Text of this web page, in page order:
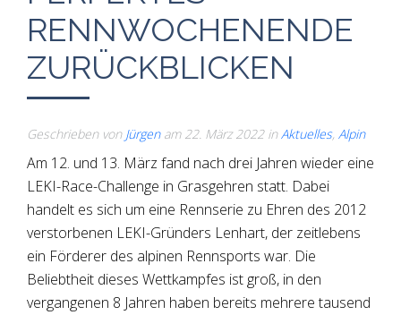
RENNWOCHENENDE
ZURÜCKBLICKEN
Geschrieben von Jürgenam 22. März 2022inAktuelles, Alpin
Am 12. und 13. März fand nach drei Jahren wieder eine
LEKI-Race-Challenge in Grasgehren statt. Dabei
handelt es sich um eine Rennserie zu Ehren des 2012
verstorbenen LEKI-Gründers Lenhart, der zeitlebens
ein Förderer des alpinen Rennsports war. Die
Beliebtheit dieses Wettkampfes ist groß, in den
vergangenen 8 Jahren haben bereits mehrere tausend